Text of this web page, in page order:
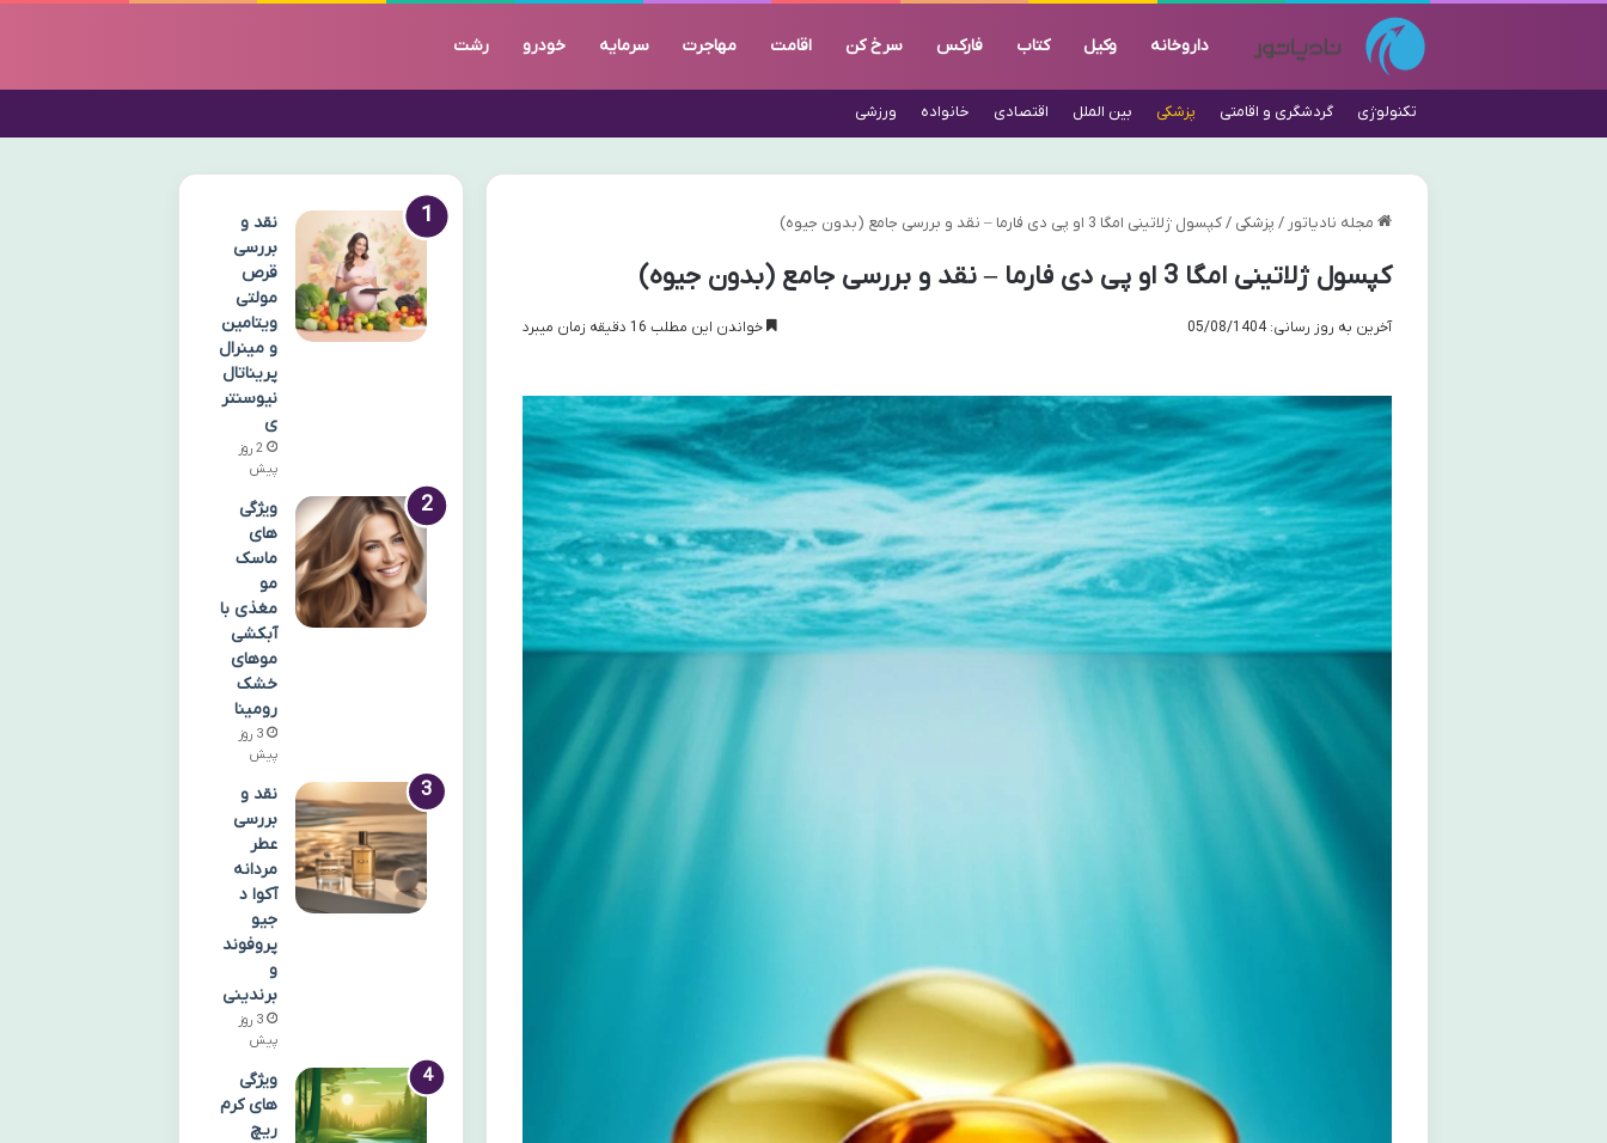
داروخانه وکیل کتاب فارکس سرخ کن اقامت مهاجرت سرمایه خودرو رشت
تکنولوژی گردشگری و اقامتی پزشکی بین الملل اقتصادی خانواده ورزشی
مجله نادیاتور / پزشکی / کپسول ژلاتینی امگا 3 او پی دی فارما – نقد و بررسی جامع (بدون جیوه)
کپسول ژلاتینی امگا 3 او پی دی فارما – نقد و بررسی جامع (بدون جیوه)
آخرین به روز رسانی: 05/08/1404 خواندن این مطلب 16 دقیقه زمان میبرد
نقد و
بررسی
قرص
مولتی
ویتامین
و مینرال
پریناتال
نیوسنتر
ی
2 روز
پیش
ویژگی
های
ماسک
مو
مغذی با
آبکشی
موهای
خشک
رومینا
3 روز
پیش
نقد و
بررسی
عطر
مردانه
آکوا د
جیو
پروفوند
و
برندینی
3 روز
پیش
ویژگی
های کرم
ریچ